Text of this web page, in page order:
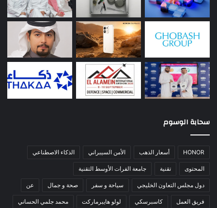
سحابة الوسوم
HONOR أسعار الذهب الأمن السيبراني الذكاء الاصطناعي
المحتوى تقنية جامعة الفرات الأوسط التقنية
دول مجلس التعاون الخليجي سياحة و سفر صحة و جمال عن
فريق العمل كاسبرسكي لولو هايبرماركت محمد جلمي الحساني